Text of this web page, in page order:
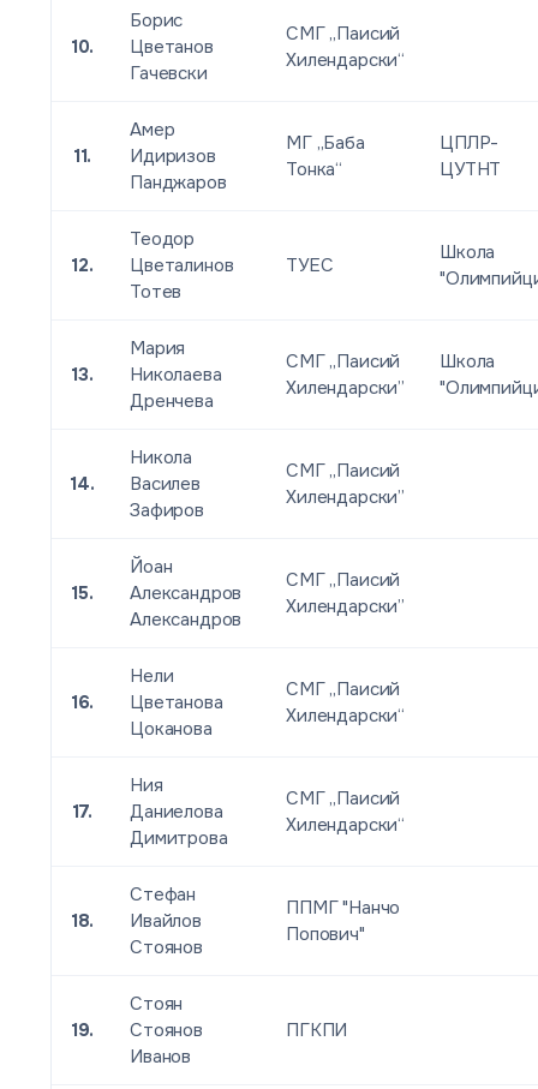
10.
Борис
Цветанов
Гачевски
СМГ „Паисий
Хилендарски“
11.
Амер
Идиризов
Панджаров
МГ „Баба
Тонка“
ЦПЛР-
ЦУТНТ
12.
Теодор
Цветалинов
Тотев
ТУЕС
Школа
13.
Мария
Николаева
Дренчева
СМГ „Паисий
Хилендарски”
Школа
14.
Никола
Василев
Зафиров
СМГ „Паисий
Хилендарски”
15.
Йоан
Александров
Александров
СМГ „Паисий
Хилендарски”
16.
Нели
Цветанова
Цоканова
СМГ „Паисий
Хилендарски“
17.
Ния
Даниелова
Димитрова
СМГ „Паисий
Хилендарски“
18.
Стефан
Ивайлов
Стоянов
ППМГ "Нанчо
Попович"
19.
Стоян
Стоянов
Иванов
ПГКПИ